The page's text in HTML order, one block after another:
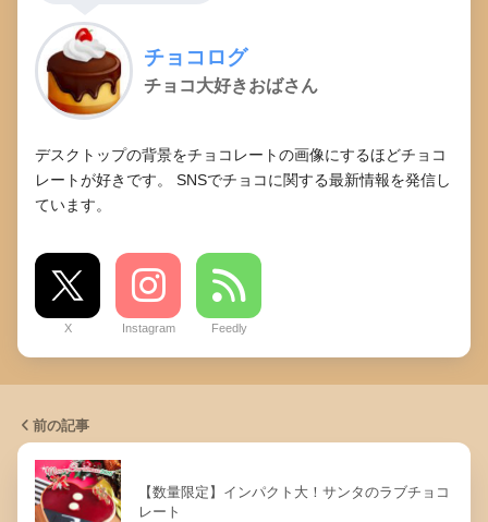
チョコログ
チョコ大好きおばさん
デスクトップの背景をチョコレートの画像にするほどチョコ
レートが好きです。 SNSでチョコに関する最新情報を発信し
ています。
X Instagram Feedly
前の記事
【数量限定】インパクト大！サンタのラブチョコ
レート